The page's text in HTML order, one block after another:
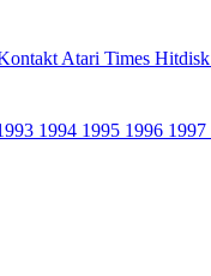
Atari Times Hitdisk
1994 1995 1996 1997